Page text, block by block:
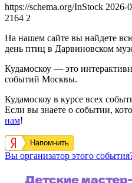
https://schema.org/InStock 2026-
2164 2
На нашем сайте вы найдете
день птиц в Дарвиновском
Кудамоскоу — это
событий Москвы.
Кудамоскоу в курсе всех
Если вы знаете о событии,
нам!
Напомнить
Вы организатор этого